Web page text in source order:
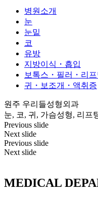
병원소개
눈
눈밑
코
유방
지방이식・흡입
보톡스・필러・리프
귀・보조개・액취증
원주 우리들성형외과
눈, 코, 귀, 가슴성형, 리프
Previous slide
Next slide
Previous slide
Next slide
MEDICAL